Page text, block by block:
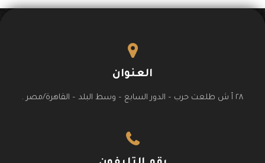
العنوان
٢٨ أ ش طلعت حرب – الدور السابع – وسط البلد – القاهرة/مصر .